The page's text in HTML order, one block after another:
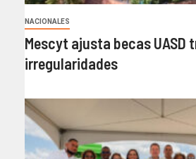
NACIONALES
Mescyt ajusta becas UASD
irregularidades